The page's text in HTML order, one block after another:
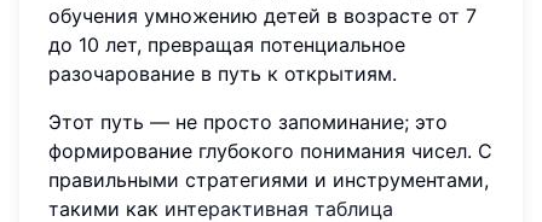
обучения умножению детей в возрасте от 7
до 10 лет, превращая потенциальное
разочарование в путь к открытиям.
Этот путь — не просто запоминание; это
формирование глубокого понимания чисел. С
правильными стратегиями и инструментами,
такими как интерактивная таблица